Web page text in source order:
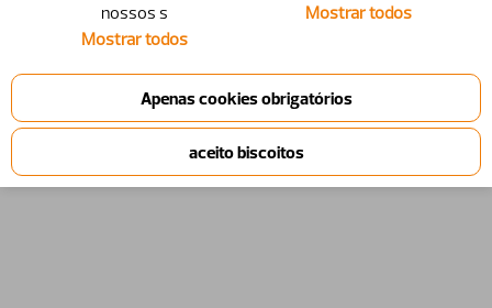
nossos s
Mostrar todos
Mostrar todos